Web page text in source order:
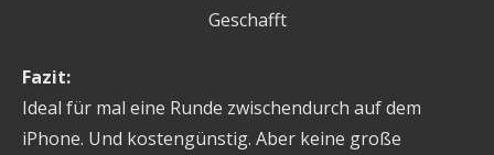
Geschafft
Fazit:
Ideal für mal eine Runde zwischendurch auf dem
iPhone. Und kostengünstig. Aber keine große